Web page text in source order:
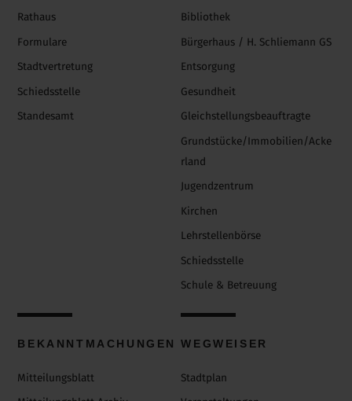
Rathaus
Formulare
Stadtvertretung
Schiedsstelle
Standesamt
Bibliothek
Bürgerhaus / H. Schliemann GS
Entsorgung
Gesundheit
Gleichstellungsbeauftragte
Grundstücke/Immobilien/Acke
rland
Jugendzentrum
Kirchen
Lehrstellenbörse
Schiedsstelle
Schule & Betreuung
BEKANNTMACHUNGEN
Mitteilungsblatt
WEGWEISER
Stadtplan